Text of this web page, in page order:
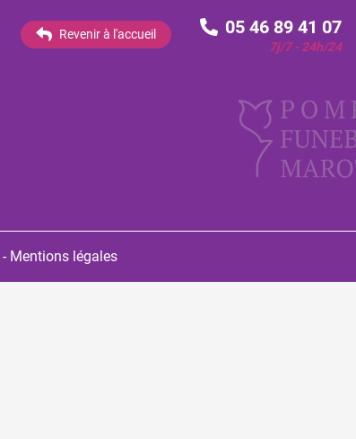
Revenir à l'accueil 05 46 89 41 07
7j/7 - 24h/24
- Mentions légales